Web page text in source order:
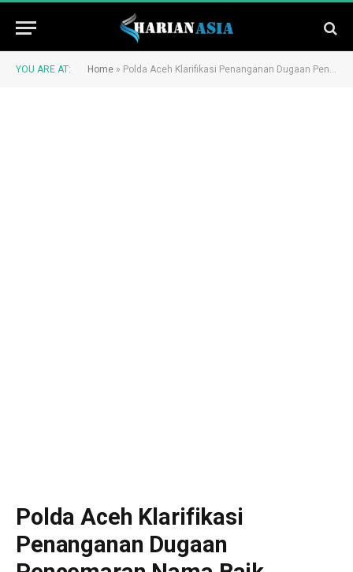
YOU ARE AT: Home » Polda Aceh Klarifikasi Penanganan Dugaan Pencemaran Nama Baik terhadap Sekda Aceh
Polda Aceh Klarifikasi
Penanganan Dugaan